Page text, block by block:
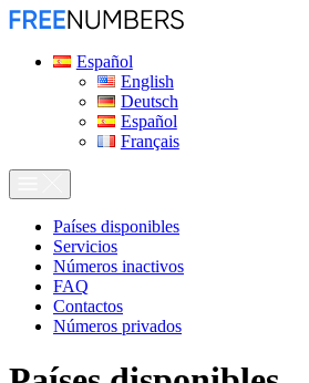
Español
English
Deutsch
Español
Français
Países disponibles
Servicios
Números inactivos
FAQ
Contactos
Números privados